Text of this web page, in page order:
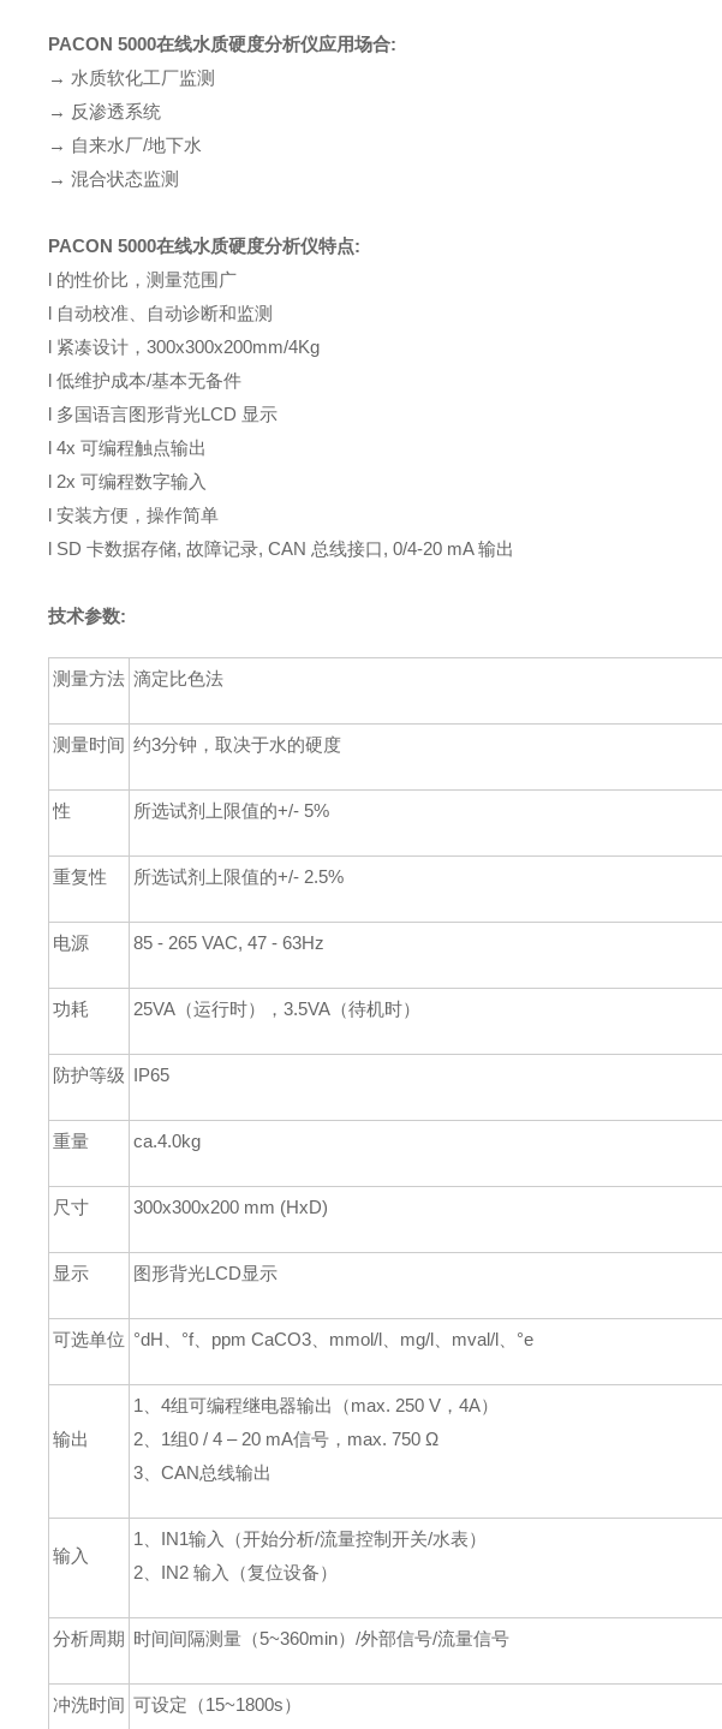
PACON 5000在线水质硬度分析仪应用场合:
→ 水质软化工厂监测
→ 反渗透系统
→ 自来水厂/地下水
→ 混合状态监测
PACON 5000在线水质硬度分析仪特点:
l 的性价比，测量范围广
l 自动校准、自动诊断和监测
l 紧凑设计，300x300x200mm/4Kg
l 低维护成本/基本无备件
l 多国语言图形背光LCD 显示
l 4x 可编程触点输出
l 2x 可编程数字输入
l 安装方便，操作简单
l SD 卡数据存储, 故障记录, CAN 总线接口, 0/4-20 mA 输出
技术参数:
测量方法 滴定比色法
测量时间 约3分钟，取决于水的硬度
性 所选试剂上限值的+/- 5%
重复性 所选试剂上限值的+/- 2.5%
电源 85 - 265 VAC, 47 - 63Hz
功耗 25VA（运行时），3.5VA（待机时）
防护等级 IP65
重量 ca.4.0kg
尺寸 300x300x200 mm (HxD)
显示 图形背光LCD显示
可选单位 °dH、°f、ppm CaCO3、mmol/l、mg/l、mval/l、°e
输出
1、4组可编程继电器输出（max. 250 V，4A）
2、1组0 / 4 – 20 mA信号，max. 750 Ω
3、CAN总线输出
输入
1、IN1输入（开始分析/流量控制开关/水表）
2、IN2 输入（复位设备）
分析周期 时间间隔测量（5~360min）/外部信号/流量信号
冲洗时间 可设定（15~1800s）